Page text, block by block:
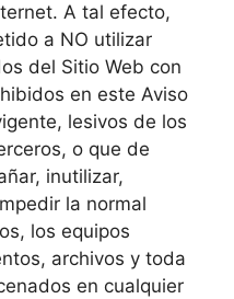
A tal efecto,
a NO utilizar
del Sitio Web con
en este Aviso
lesivos de los
o que de
inutilizar,
la normal
los equipos
archivos y toda
en cualquier